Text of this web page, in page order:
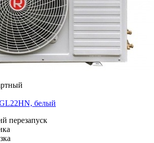
белый
перезапуск